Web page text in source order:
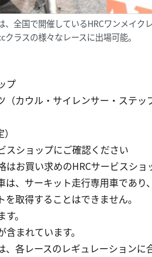
、全国で開催しているHRCワンメイ
ラスの様々なレースに出場可能。
プ
カウル・サイレンサー・ステ
スショップにご確認ください
お買い求めのHRCサービスショ
は、サーキット走行専用車であり
取得することはできません。
。
まれています。
各レースのレギュレーションに